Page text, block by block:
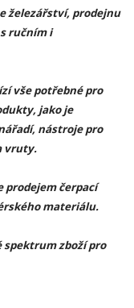
železářství, prodejnu
ručním i
vše potřebné pro
jakoje
nástroje pro
vruty.
prodejem čerpací
materiálu.
spektrum zboží pro